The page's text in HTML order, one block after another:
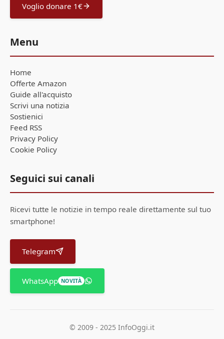
Voglio donare 1€
Menu
Home
Offerte Amazon
Guide all'acquisto
Scrivi una notizia
Sostienici
Feed RSS
Privacy Policy
Cookie Policy
Seguici sui canali
Ricevi tutte le notizie in tempo reale direttamente sul tuo
smartphone!
Telegram
WhatsApp NOVITÀ
© 2009 - 2025 InfoOggi.it